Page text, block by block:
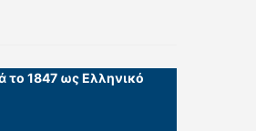
το 1847 ως Ελληνικό